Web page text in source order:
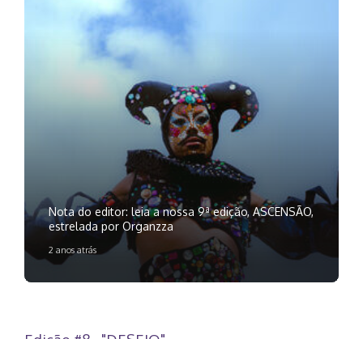
Nota do editor: leia a nossa 9ª edição, ASCENSÃO,
estrelada por Organzza
2 anos atrás